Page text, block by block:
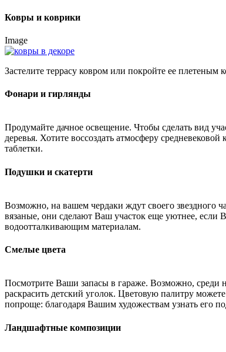
Ковры и коврики
Image
Застелите террасу ковром или покройте ее
Фонари и гирлянды
Продумайте дачное освещение. Чтобы сделать вид
деревья. Хотите воссоздать атмосферу
таблетки.
Подушки и скатерти
Возможно, на вашем чердаки ждут своего звездного
вязаные, они сделают Ваш участок еще уютнее, если
водоотталкивающим материалам.
Смелые цвета
Посмотрите Ваши запасы в гараже. Возможно, среди
раскрасить детский уголок. Цветовую палитру
попроще: благодаря Вашим художествам узнать его
Ландшафтные композиции